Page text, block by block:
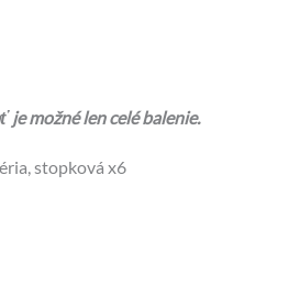
je možné len celé balenie.
stopková x6